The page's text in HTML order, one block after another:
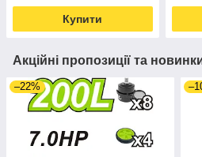
Купити
Акційні пропозиції та
–22%